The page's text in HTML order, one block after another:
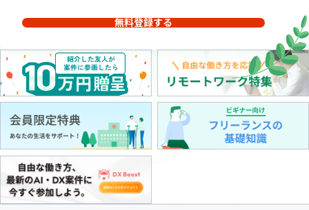
無料登録する